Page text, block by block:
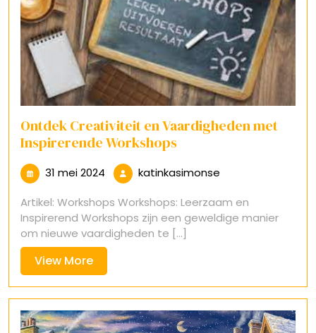
Ontdek Creativiteit en Vaardigheden met
Inspirerende Workshops
31 mei 2024 31
mei
2024
katinkasimonse
Artikel: Workshops Workshops: Leerzaam en
Inspirerend Workshops zijn een geweldige manier
om nieuwe vaardigheden te [...]
View MoreView
More